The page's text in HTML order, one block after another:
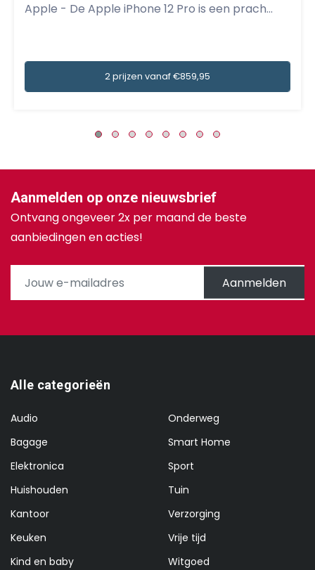
Apple - De Apple iPhone 12 Pro is een prach...
2 prijzen vanaf €859,95
Aanmelden op onze nieuwsbrief
Ontvang ongeveer 2x per maand de beste
aanbiedingen en acties!
Aanmelden
Alle categorieën
Audio
Bagage
Elektronica
Huishouden
Kantoor
Keuken
Kind en baby
Onderweg
Smart Home
Sport
Tuin
Verzorging
Vrije tijd
Witgoed